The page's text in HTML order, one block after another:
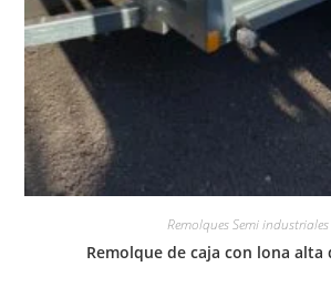
Remolques Semi industriales
Remolque de caja con lona alta